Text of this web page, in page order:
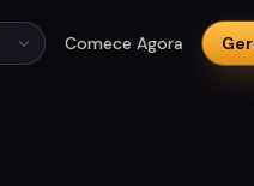
Comece Agora